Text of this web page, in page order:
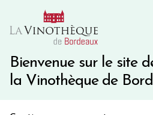
Bienvenue sur le site
la Vinothèque de
10€ de remise immédiate sur
Une question ?